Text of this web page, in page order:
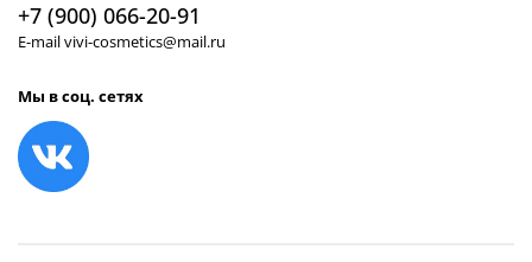
+7 (900) 066-20-91
E-mail vivi-cosmetics@mail.ru
Мы в соц. сетях